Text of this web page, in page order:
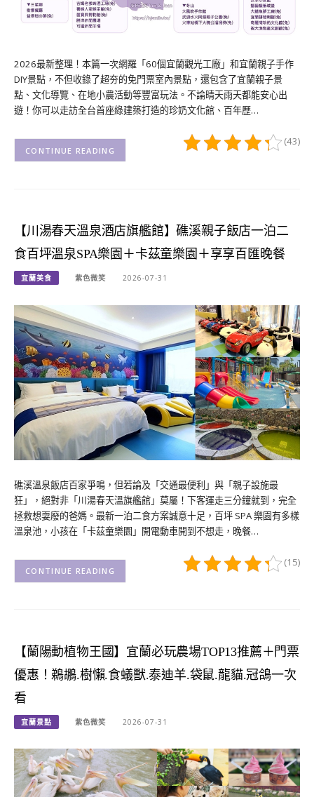
2026最新整理！本篇一次網羅「60個宜蘭觀光工廠」和宜蘭親子手作
DIY景點，不但收錄了超夯的免門票室內景點，還包含了宜蘭親子景
點、文化導覽、在地小農活動等豐富玩法。不論晴天雨天都能安心出
遊！你可以走訪全台首座綠建築打造的珍奶文化館、百年歷…
(43)
CONTINUE READING
【川湯春天溫泉酒店旗艦館】礁溪親子飯店一泊二
食百坪溫泉SPA樂園＋卡茲童樂園＋享享百匯晚餐
宜蘭美食 紫色微笑 2026-07-31
礁溪溫泉飯店百家爭鳴，但若論及「交通最便利」與「親子設施最
狂」，絕對非「川湯春天溫旗艦館」莫屬！下客運走三分鐘就到，完全
拯救想耍廢的爸媽。最新一泊二食方案誠意十足，百坪 SPA 樂園有多樣
溫泉池，小孩在「卡茲童樂園」開電動車開到不想走，晚餐…
(15)
CONTINUE READING
【蘭陽動植物王國】宜蘭必玩農場TOP13推薦＋門票
優惠！鵜鶘.樹懶.食蟻獸.泰迪羊.袋鼠.龍貓.冠鴿一次
看
宜蘭景點 紫色微笑 2026-07-31